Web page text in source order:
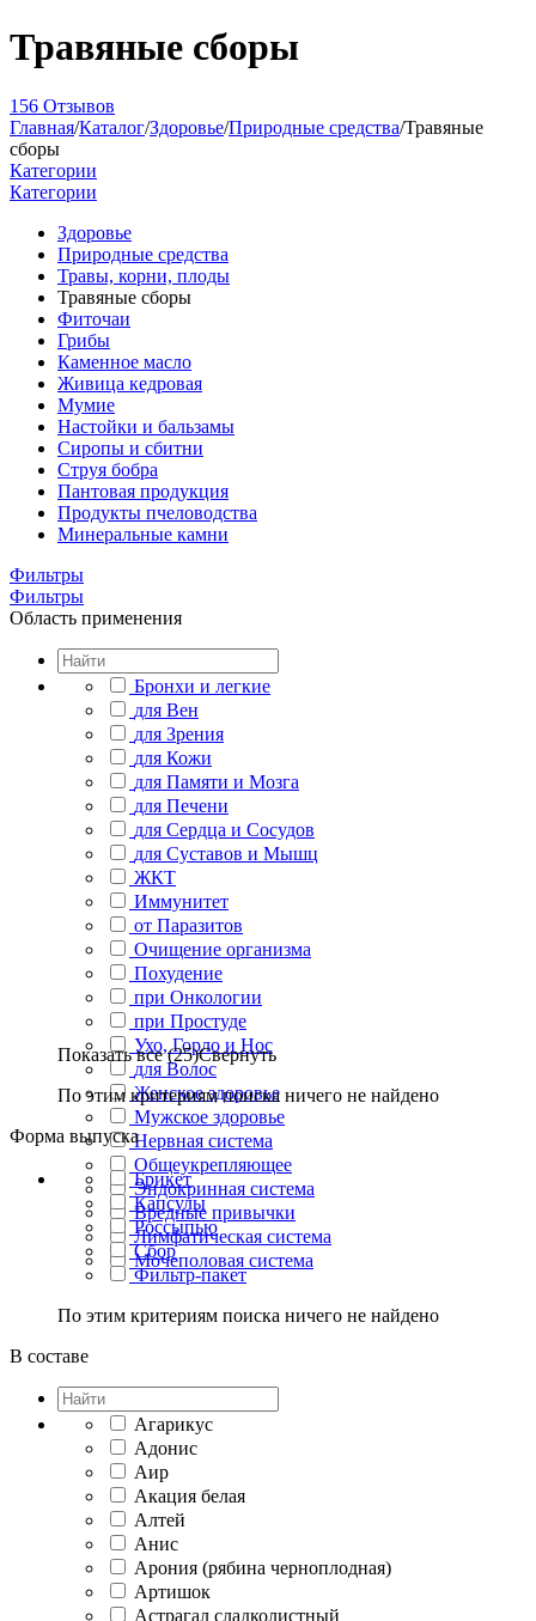
Травяные сборы
156 Отзывов
Главная/Каталог/Здоровье/Природные средства/Травяные
сборы
Категории
Категории
Здоровье
Природные средства
Травы, корни, плоды
Травяные сборы
Фиточаи
Грибы
Каменное масло
Живица кедровая
Мумие
Настойки и бальзамы
Сиропы и сбитни
Струя бобра
Пантовая продукция
Продукты пчеловодства
Минеральные камни
Фильтры
Фильтры
Область применения
Бронхи и легкие
для Вен
для Зрения
для Кожи
для Памяти и Мозга
для Печени
для Сердца и Сосудов
для Суставов и Мышц
ЖКТ
Иммунитет
от Паразитов
Очищение организма
Похудение
при Онкологии
при Простуде
Ухо, Горло и Нос
для Волос
Женское здоровье
Мужское здоровье
Нервная система
Общеукрепляющее
Эндокринная система
Вредные привычки
Лимфатическая система
Мочеполовая система
Показать все (25)Свернуть
По этим критериям поиска ничего не найдено
Форма выпуска
Брикет
Капсулы
Россыпью
Сбор
Фильтр-пакет
По этим критериям поиска ничего не найдено
В составе
Агарикус
Адонис
Аир
Акация белая
Алтей
Анис
Арония (рябина черноплодная)
Артишок
Астрагал сладколистный